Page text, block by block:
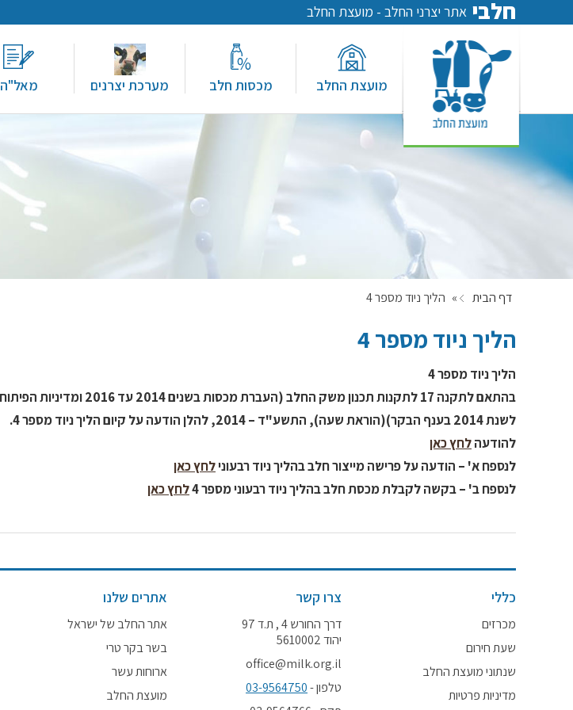
חלבי אתר יצרני החלב - מועצת החלב
מועצת החלב מכסות חלב מערכת יצרנים מאל"ה
דף הבית » הליך ניוד מספר 4
הליך ניוד מספר 4
הליך ניוד מספר 4
בהתאם לתקנה 17 לתקנות תכנון משק החלב (העברת מכסות בשנים 2014 עד 2016 ומדיניות הפיתוח
לשנת 2014 בענף הבקר)(הוראת שעה), התשע"ד – 2014, להלן הודעה על קיום הליך ניוד מספר 4.
להודעהלחץ כאן
לנספח א' – הודעה על פרישה מייצור חלב בהליך ניוד רבעונילחץ כאן
לנספח ב' –בקשה לקבלת מכסת חלב בהליך ניוד רבעוני מספר 4 לחץ כאן
כללי
מכרזים
שעת חירום
שנתוני מועצת החלב
מדיניות פרטיות
צרו קשר
דרך החורש 4 , ת.ד 97
יהוד 5610002
office@milk.org.il
טלפון -03-9564750
אתרים שלנו
אתר החלב של ישראל
בשר בקר טרי
ארוחות עשר
מועצת החלב